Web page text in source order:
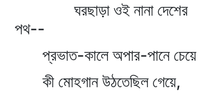
ঘরছাড়া ওই নানা দেশের
পথ--
প্রভাত-কালে অপার-পানে চেয়ে
কী মোহগান উঠতেছিল গেয়ে,